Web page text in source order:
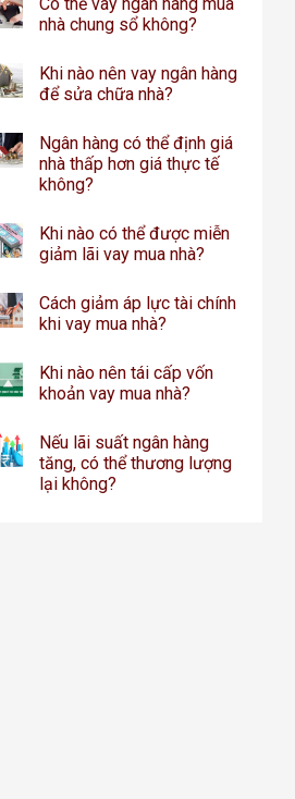
nhà chung sổ không?
Khi nào nên vay ngân hàng
để sửa chữa nhà?
Ngân hàng có thể định giá
nhà thấp hơn giá thực tế
không?
Khi nào có thể được miễn
giảm lãi vay mua nhà?
Cách giảm áp lực tài chính
khi vay mua nhà?
Khi nào nên tái cấp vốn
khoản vay mua nhà?
Nếu lãi suất ngân hàng
tăng, có thể thương lượng
lại không?